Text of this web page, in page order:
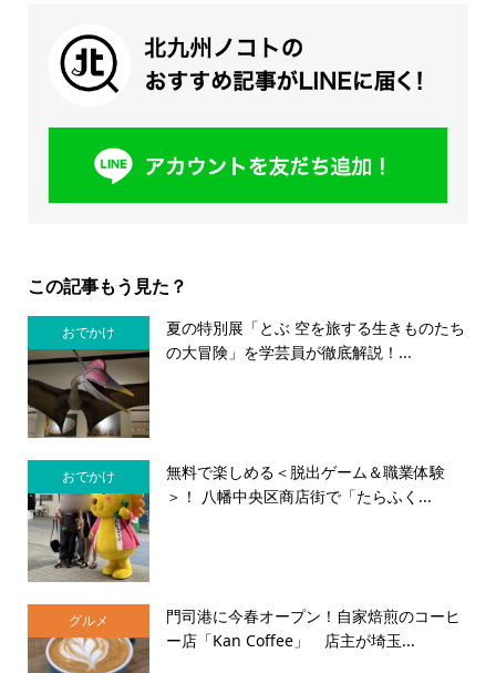
この記事もう見た？
おでかけ
夏の特別展「とぶ 空を旅する生きものたち
の大冒険」を学芸員が徹底解説！...
おでかけ
無料で楽しめる＜脱出ゲーム＆職業体験
＞！ 八幡中央区商店街で「たらふく...
グルメ
門司港に今春オープン！自家焙煎のコーヒ
ー店「Kan Coffee」 店主が埼玉...